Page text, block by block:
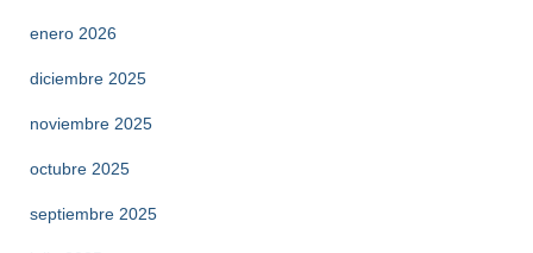
enero 2026
diciembre 2025
noviembre 2025
octubre 2025
septiembre 2025